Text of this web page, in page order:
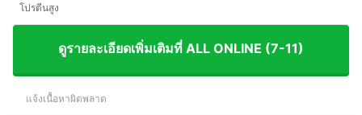
โปรตีนสูง
ดูรายละเอียดเพิ่มเติมที่ ALL ONLINE (7-11)
แจ้งเนื้อหาผิดพลาด